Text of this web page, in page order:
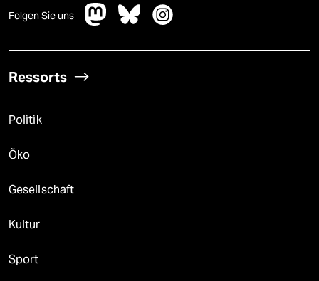
Folgen Sie uns
Ressorts
Politik
Öko
Gesellschaft
Kultur
Sport